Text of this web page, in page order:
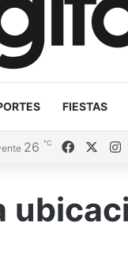
FIESTAS
26 ℃ Facebook